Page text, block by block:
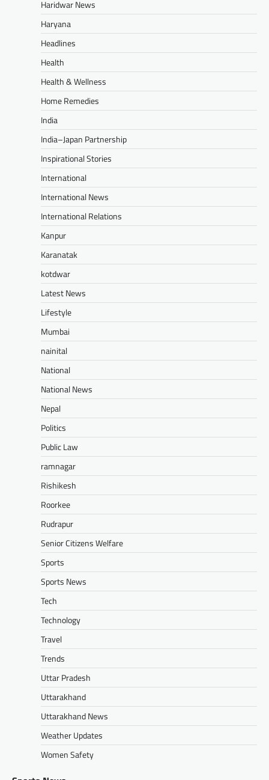
Haridwar News
Haryana
Headlines
Health
Health & Wellness
Home Remedies
India
India–Japan Partnership
Inspirational Stories
International
International News
International Relations
Kanpur
Karanatak
kotdwar
Latest News
Lifestyle
Mumbai
nainital
National
National News
Nepal
Politics
Public Law
ramnagar
Rishikesh
Roorkee
Rudrapur
Senior Citizens Welfare
Sports
Sports News
Tech
Technology
Travel
Trends
Uttar Pradesh
Uttarakhand
Uttarakhand News
Weather Updates
Women Safety